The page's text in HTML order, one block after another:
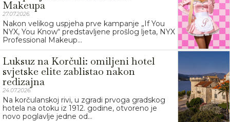
Makeupa
27.07.2026.
Nakon velikog uspjeha prve kampanje „If You
NYX, You Know“ predstavljene prošlog ljeta, NYX
Professional Makeup...
Luksuz na Korčuli: omiljeni hotel
svjetske elite zablistao nakon
redizajna
24.07.2026.
Na korčulanskoj rivi, u zgradi prvoga gradskog
hotela na otoku iz 1912. godine, otvoreno je
novo poglavlje jedne od...